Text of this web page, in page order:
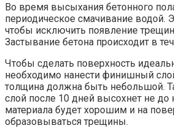
Во время высыхания бетонного
периодическое смачивание водой.
чтобы исключить появление
Застывание бетона происходит в
Чтобы сделать поверхность
необходимо нанести финишный
толщина должна быть небольшой.
слой после 10 дней высохнет не до
материала будет хорошим и на
образовываться трещины.